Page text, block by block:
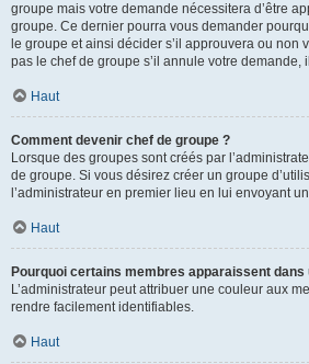
groupe mais votre demande nécessitera d’être
groupe. Ce dernier pourra vous demander
le groupe et ainsi décider s’il approuvera ou non
pas le chef de groupe s’il annule votre demande,
Haut
Comment devenir chef de groupe ?
Lorsque des groupes sont créés par
de groupe. Si vous désirez créer un groupe
l’administrateur en premier lieu en lui envoyant
Haut
Pourquoi certains membres apparaissent
L’administrateur peut attribuer une couleur aux
rendre facilement identifiables.
Haut